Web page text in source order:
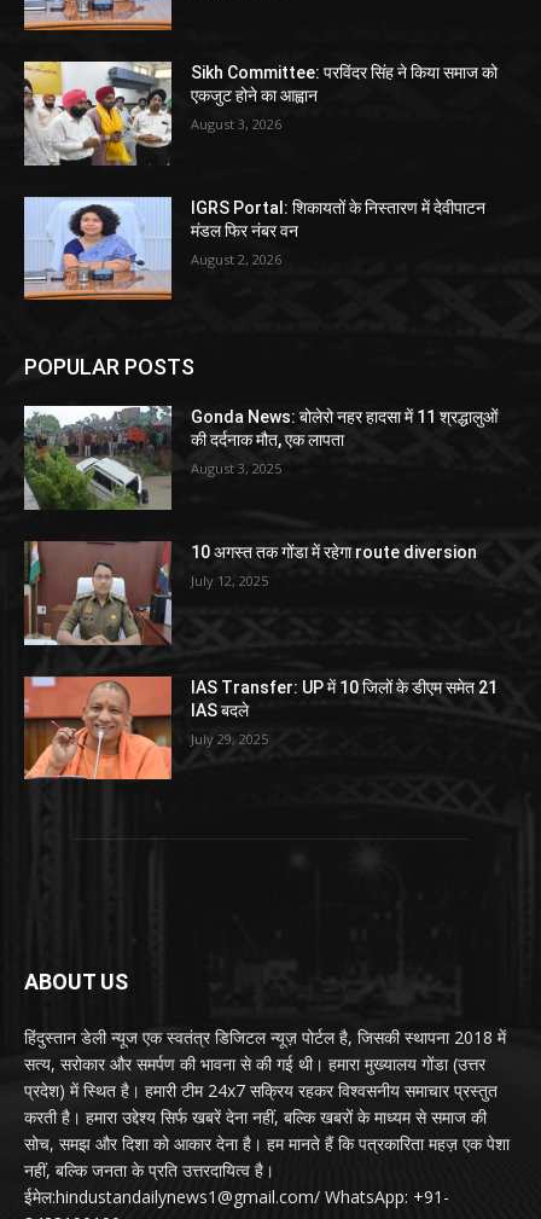
Sikh Committee: परविंदर सिंह ने किया समाज को
एकजुट होने का आह्वान
August 3, 2026
IGRS Portal: शिकायतों के निस्तारण में देवीपाटन
मंडल फिर नंबर वन
August 2, 2026
POPULAR POSTS
Gonda News: बोलेरो नहर हादसा में 11 श्रद्धालुओं
की दर्दनाक मौत, एक लापता
August 3, 2025
10 अगस्त तक गोंडा में रहेगा route diversion
July 12, 2025
IAS Transfer: UP में 10 जिलों के डीएम समेत 21
IAS बदले
July 29, 2025
ABOUT US
हिंदुस्तान डेली न्यूज एक स्वतंत्र डिजिटल न्यूज़ पोर्टल है, जिसकी स्थापना 2018 में
सत्य, सरोकार और समर्पण की भावना से की गई थी। हमारा मुख्यालय गोंडा (उत्तर
प्रदेश) में स्थित है। हमारी टीम 24x7 सक्रिय रहकर विश्वसनीय समाचार प्रस्तुत
करती है। हमारा उद्देश्य सिर्फ खबरें देना नहीं, बल्कि खबरों के माध्यम से समाज की
सोच, समझ और दिशा को आकार देना है। हम मानते हैं कि पत्रकारिता महज़ एक पेशा
नहीं, बल्कि जनता के प्रति उत्तरदायित्व है।
ईमेल:hindustandailynews1@gmail.com/ WhatsApp: +91-